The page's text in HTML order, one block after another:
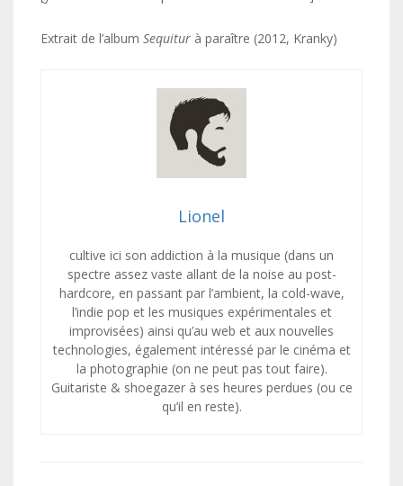
Extrait de l’album Sequitur à paraître (2012, Kranky)
Lionel
cultive ici son addiction à la musique (dans un
spectre assez vaste allant de la noise au post-
hardcore, en passant par l’ambient, la cold-wave,
l’indie pop et les musiques expérimentales et
improvisées) ainsi qu’au web et aux nouvelles
technologies, également intéressé par le cinéma et
la photographie (on ne peut pas tout faire).
Guitariste & shoegazer à ses heures perdues (ou ce
qu’il en reste).